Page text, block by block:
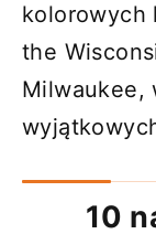
kolorowych
the
Milwaukee,
10